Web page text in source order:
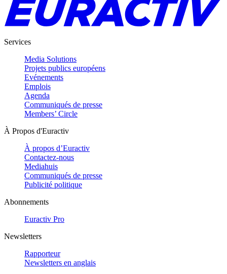
Services
Media Solutions
Projets publics européens
Evénements
Emplois
Agenda
Communiqués de presse
Members’ Circle
À Propos d'Euractiv
À propos d’Euractiv
Contactez-nous
Mediahuis
Communiqués de presse
Publicité politique
Abonnements
Euractiv Pro
Newsletters
Rapporteur
Newsletters en anglais